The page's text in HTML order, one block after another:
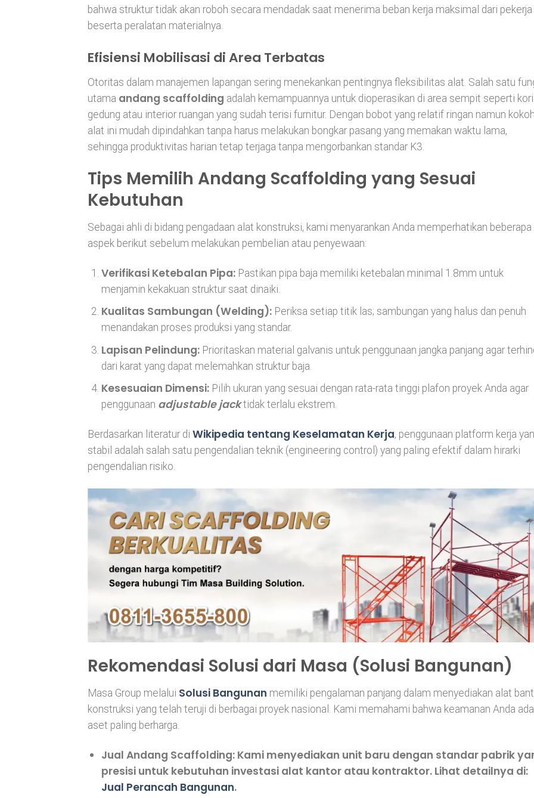
bahwa struktur tidak akan roboh secara mendadak saat menerima beban kerja maksimal dari pekerja
beserta peralatan materialnya.
Efisiensi Mobilisasi di Area Terbatas
Otoritas dalam manajemen lapangan sering menekankan pentingnya fleksibilitas alat. Salah satu
utama andang scaffolding adalah kemampuannya untuk dioperasikan di area sempit seperti
gedung atau interior ruangan yang sudah terisi furnitur. Dengan bobot yang relatif ringan namun
alat ini mudah dipindahkan tanpa harus melakukan bongkar pasang yang memakan waktu lama,
sehingga produktivitas harian tetap terjaga tanpa mengorbankan standar K3.
Tips Memilih Andang Scaffolding yang Sesuai
Kebutuhan
Sebagai ahli di bidang pengadaan alat konstruksi, kami menyarankan Anda memperhatikan beberapa
aspek berikut sebelum melakukan pembelian atau penyewaan:
Verifikasi Ketebalan Pipa:Pastikan pipa baja memiliki ketebalan minimal 1.8mm untuk
menjamin kekakuan struktur saat dinaiki.
Kualitas Sambungan (Welding):Periksa setiap titik las; sambungan yang halus dan penuh
menandakan proses produksi yang standar.
Lapisan Pelindung:Prioritaskan material galvanis untuk penggunaan jangka panjang agar
dari karat yang dapat melemahkan struktur baja.
Kesesuaian Dimensi:Pilih ukuran yang sesuai dengan rata-rata tinggi plafon proyek Anda agar
penggunaan adjustable jacktidak terlalu ekstrem.
Berdasarkan literatur di Wikipedia tentang Keselamatan Kerja, penggunaan platform kerja
stabil adalah salah satu pengendalian teknik (engineering control) yang paling efektif dalam hirarki
pengendalian risiko.
Rekomendasi Solusi dari Masa (Solusi Bangunan)
Masa Group melalui Solusi Bangunan memiliki pengalaman panjang dalam menyediakan alat
konstruksi yang telah teruji di berbagai proyek nasional. Kami memahami bahwa keamanan Anda
aset paling berharga.
Jual Andang Scaffolding:Kami menyediakan unit baru dengan standar pabrik
presisi untuk kebutuhan investasi alat kantor atau kontraktor. Lihat detailnya di:
Jual Perancah Bangunan.